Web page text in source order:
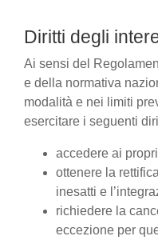
Diritti degli
Ai sensi del
e della normativa
modalità e nei limiti
esercitare i seguenti
accedere ai
ottenere la
inesatti e
richiedere la
eccezione per